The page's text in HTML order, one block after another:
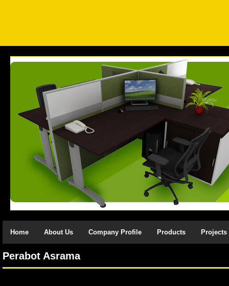
Home About Us Company Profile Products Projects
Perabot Asrama